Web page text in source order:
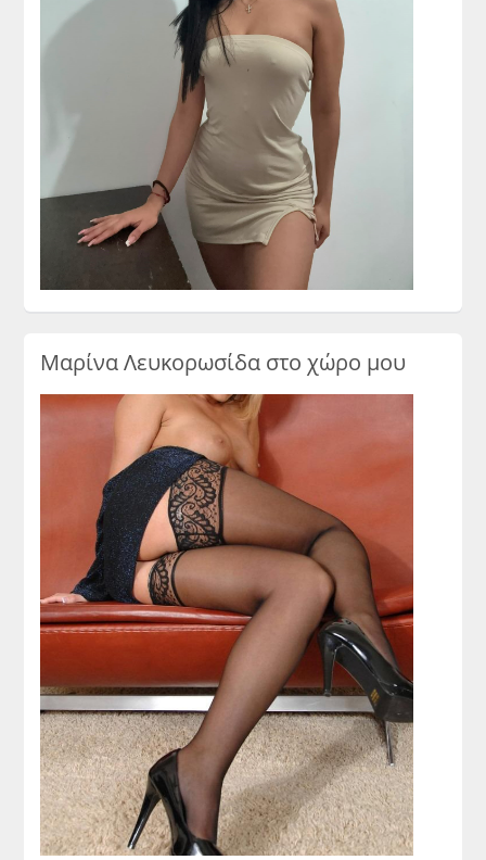
Μαρίνα Λευκορωσίδα στο χώρο μου